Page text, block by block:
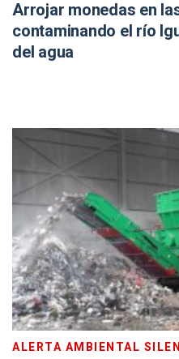
Arrojar monedas en
contaminando el río
del agua
ALERTA AMBIENTAL